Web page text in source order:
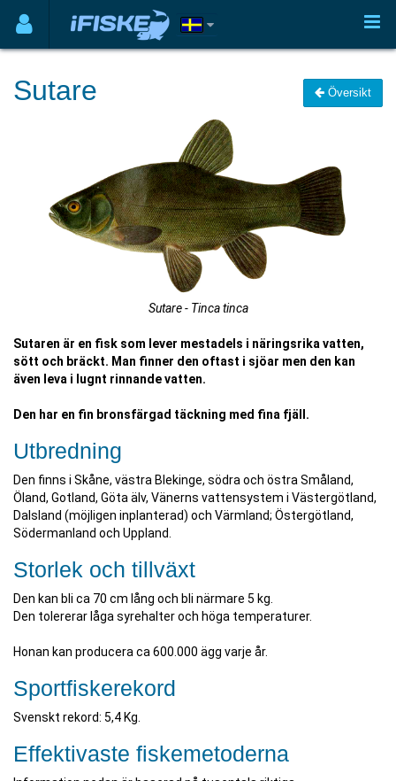
Sutare Översikt
Sutare - Tinca tinca
Sutaren är en fisk som lever mestadels i näringsrika vatten,
sött och bräckt. Man finner den oftast i sjöar men den kan
även leva i lugnt rinnande vatten.
Den har en fin bronsfärgad täckning med fina fjäll.
Utbredning
Den finns i Skåne, västra Blekinge, södra och östra Småland,
Öland, Gotland, Göta älv, Vänerns vattensystem i Västergötland,
Dalsland (möjligen inplanterad) och Värmland; Östergötland,
Södermanland och Uppland.
Storlek och tillväxt
Den kan bli ca 70 cm lång och bli närmare 5 kg.
Den tolererar låga syrehalter och höga temperaturer.
Honan kan producera ca 600.000 ägg varje år.
Sportfiskerekord
Svenskt rekord: 5,4 Kg.
Effektivaste fiskemetoderna